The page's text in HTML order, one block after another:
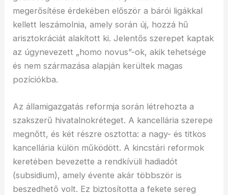
megerősítése érdekében először a bárói ligákkal
kellett leszámolnia, amely során új, hozzá hű
arisztokráciát alakított ki. Jelentős szerepet kaptak
az úgynevezett „homo novus”-ok, akik tehetsége
és nem származása alapján kerültek magas
pozíciókba.
Az államigazgatás reformja során létrehozta a
szakszerű hivatalnokréteget. A kancellária szerepe
megnőtt, és két részre osztotta: a nagy- és titkos
kancellária külön működött. A kincstári reformok
keretében bevezette a rendkívüli hadiadót
(subsidium), amely évente akár többször is
beszedhető volt. Ez biztosította a fekete sereg